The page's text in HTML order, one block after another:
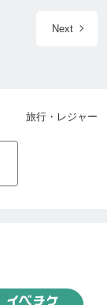
Next
旅行・レジャー